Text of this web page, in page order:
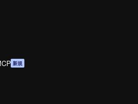
新規